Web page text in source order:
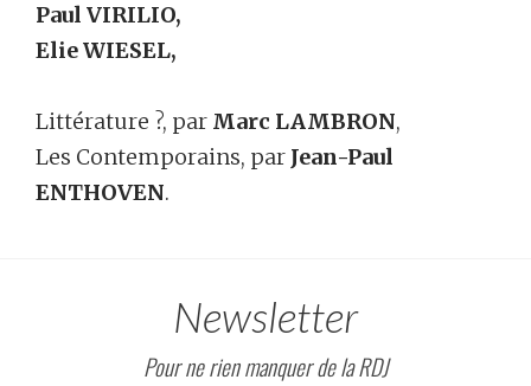
Paul VIRILIO,
Elie WIESEL,
Littérature ?, par Marc LAMBRON,
Les Contemporains, par Jean-Paul
ENTHOVEN.
Newsletter
Pour ne rien manquer de la RDJ